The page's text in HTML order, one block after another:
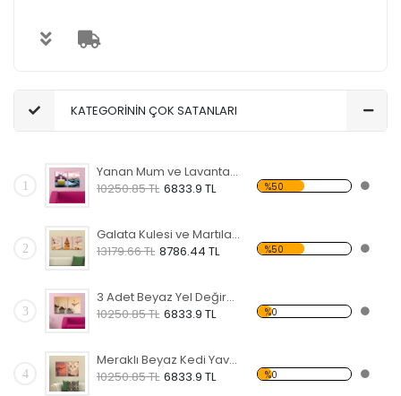
KATEGORİNİN ÇOK SATANLARI
1
Yanan Mum ve Lavanta Çiçeği Temalı Kanvas Saat
10250.85 TL 6833.9 TL %50
2
Galata Kulesi ve Martılar Desenli Kanvas Saat
13179.66 TL 8786.44 TL %50
3
3 Adet Beyaz Yel Değirmeni Temalı Kanvas Saat
10250.85 TL 6833.9 TL %0
4
Meraklı Beyaz Kedi Yavrusu Kanvas Saat
10250.85 TL 6833.9 TL %0